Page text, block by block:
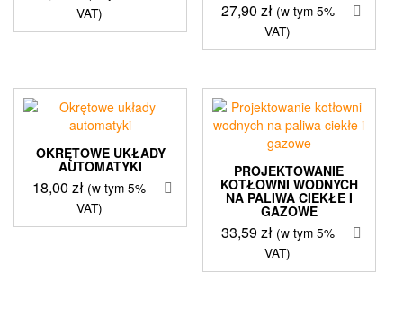
VAT)
27,90 zł (w tym 5%
VAT)
OKRĘTOWE UKŁADY
AUTOMATYKI
18,00zł (w tym 5%
VAT)
PROJEKTOWANIE
KOTŁOWNI WODNYCH
NA PALIWA CIEKŁE I
GAZOWE
33,59zł (w tym 5%
VAT)